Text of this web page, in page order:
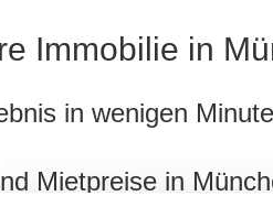
Immobilie in
in wenigen
Mietpreise in